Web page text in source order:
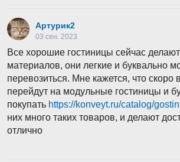
Артурик2
03 сен. 2023
Все хорошие гостиницы сейчас
материалов, они легкие и буквально
перевозиться. Мне кажется, что скоро
перейдут на модульные гостиницы и
покупать https://konveyt.ru/catalog/
них много таких товаров, и делают
отлично